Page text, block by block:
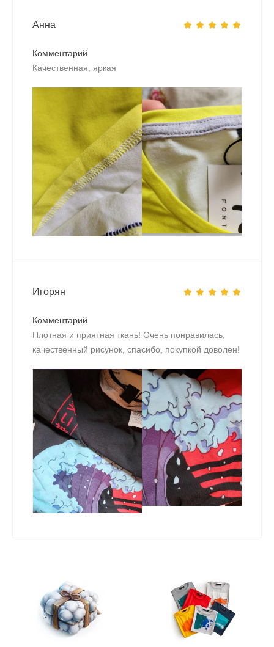
Анна
Комментарий
Качественная, яркая
Игорян
Комментарий
Плотная и приятная ткань! Очень понравилась,
качественный рисунок, спасибо, покупкой доволен!